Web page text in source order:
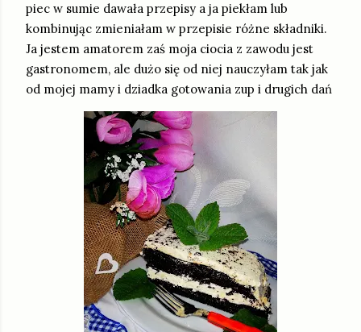
piec w sumie dawała przepisy a ja piekłam lub
kombinując zmieniałam w przepisie różne składniki.
Ja jestem amatorem zaś moja ciocia z zawodu jest
gastronomem, ale dużo się od niej nauczyłam tak jak
od mojej mamy i dziadka gotowania zup i drugich dań